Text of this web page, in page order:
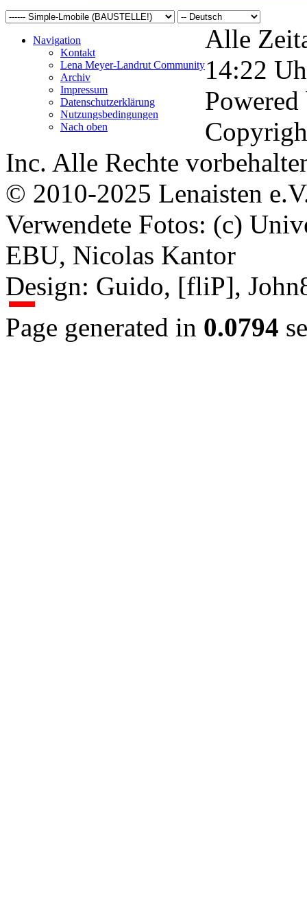
Navigation
Kontakt
Lena Meyer-Landrut Community
Archiv
Impressum
Datenschutzerklärung
Nutzungsbedingungen
Nach oben
Alle
14:22
Inc. Alle Rechte
© 2010-2025 Lenaisten
Verwendete Fotos: (c)
EBU, Nicolas Kantor
Design: Guido, [fliP],
Page generated in 0.0794